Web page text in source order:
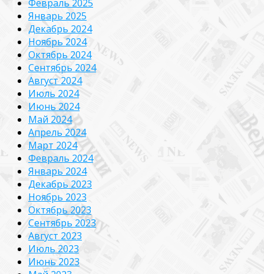
Февраль 2025
Январь 2025
Декабрь 2024
Ноябрь 2024
Октябрь 2024
Сентябрь 2024
Август 2024
Июль 2024
Июнь 2024
Май 2024
Апрель 2024
Март 2024
Февраль 2024
Январь 2024
Декабрь 2023
Ноябрь 2023
Октябрь 2023
Сентябрь 2023
Август 2023
Июль 2023
Июнь 2023